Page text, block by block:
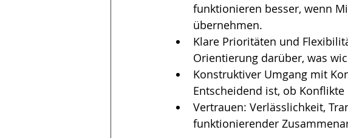
funktionieren besser, wenn
übernehmen.
Klare Prioritäten und
Orientierung darüber, was
Konstruktiver Umgang mit
Entscheidend ist, ob
Vertrauen: Verlässlichkeit,
funktionierender